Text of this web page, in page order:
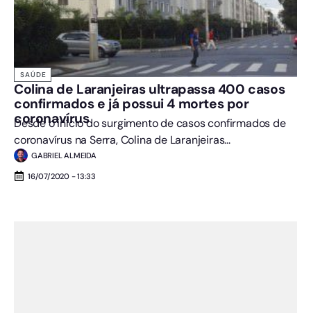
SAÚDE
Colina de Laranjeiras ultrapassa 400 casos
confirmados e já possui 4 mortes por
coronavírus
Desde o início do surgimento de casos confirmados de
coronavírus na Serra, Colina de Laranjeiras...
GABRIEL ALMEIDA
16/07/2020 - 13:33